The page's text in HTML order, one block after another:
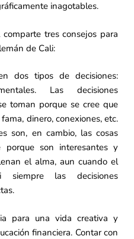
inagotables.
tres consejos para
de Cali:
dos tipos de decisiones:
Las decisiones
toman porque se cree que
dinero, conexiones, etc.
son, en cambio, las cosas
porque son interesantes y
el alma, aun cuando el
siempre las decisiones
para una vida creativa y
financiera. Contar con